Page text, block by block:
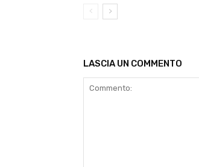
LASCIA UN COMMENTO